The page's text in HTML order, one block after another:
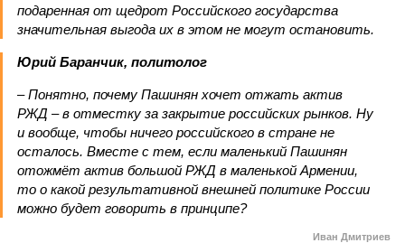
подаренная от щедрот Российского государства
значительная выгода их в этом не могут остановить.
Юрий Баранчик, политолог
– Понятно, почему Пашинян хочет отжать актив
РЖД – в отместку за закрытие российских рынков. Ну
и вообще, чтобы ничего российского в стране не
осталось. Вместе с тем, если маленький Пашинян
отожмёт актив большой РЖД в маленькой Армении,
то о какой результативной внешней политике России
можно будет говорить в принципе?
Иван Дмитриев